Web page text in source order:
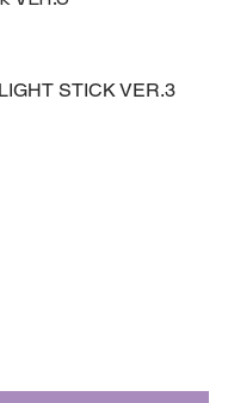
STICK VER.3